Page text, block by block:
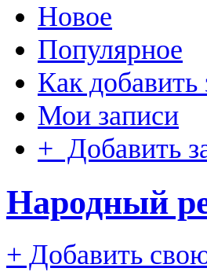
Новое
Популярное
Как добавить
Мои записи
+ Добавить
Народный
+ Добавить